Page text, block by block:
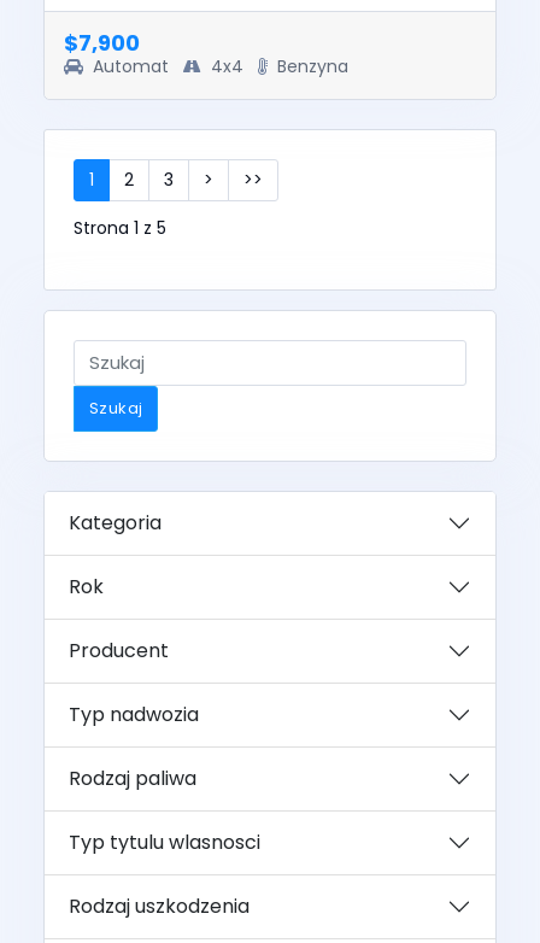
sold with a salvage titl...
$7,900
Automat 4x4 Benzyna
1 2 3 >
>>
Strona 1 z 5
Szukaj
Kategoria
Rok
Producent
Typ nadwozia
Rodzaj paliwa
Typ tytulu wlasnosci
Rodzaj uszkodzenia